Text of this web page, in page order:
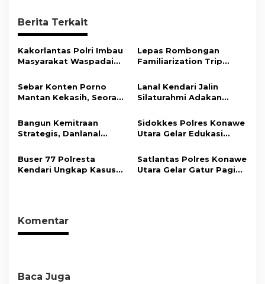
a
s
i
o
Berita Terkait
Kakorlantas Polri Imbau
Masyarakat Waspadai
Baru
Lepas Rombongan
Familiarization Trip
Promosikan Wisata dan
Gerakkan Ekonomi
Sebar Konten Porno
Mantan Kekasih, Seorang
Tahun Penjara
Lanal Kendari Jalin
Silaturahmi Adakan
Bersama Insan Pers.
Bangun Kemitraan
Strategis, Danlanal
Wujudkan Informasi
Objektif dan Berimbang
Sidokkes Polres Konawe
Utara Gelar Edukasi
Koroner, Tingkatkan
Kesadaran Personel
akan Pentingnya Hidup
Buser 77 Polresta
Kendari Ungkap Kasus
Satlantas Polres Konawe
Utara Gelar Gatur Pagi
Komentar
Baca Juga